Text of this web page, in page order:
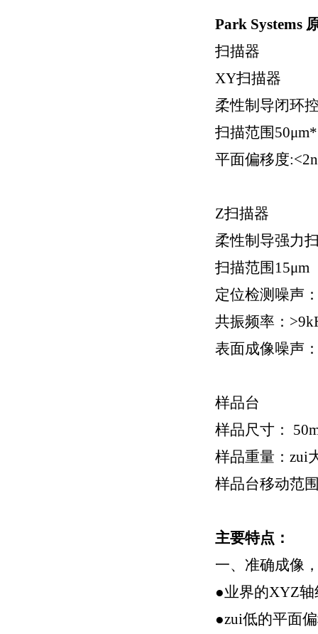
Park Systems
扫描器
XY扫描器
柔性制导闭环
扫描范围
平面偏移度
Z扫描器
柔性制导强力
扫描范围15μm
定位检测噪声
共振频率：
表面成像噪声
样品台
样品尺寸：
样品重量：zui
样品台移动范
主要特点：
一、准确成像
●业界的XYZ
●zui低的平面